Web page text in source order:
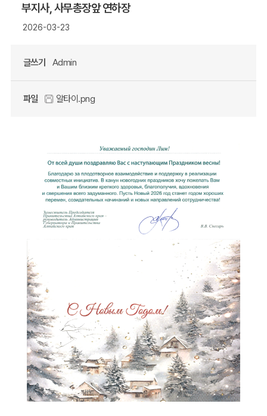
부지사, 사무총장앞 연하장
2026-03-23
글쓰기 Admin
파일 알타이.png